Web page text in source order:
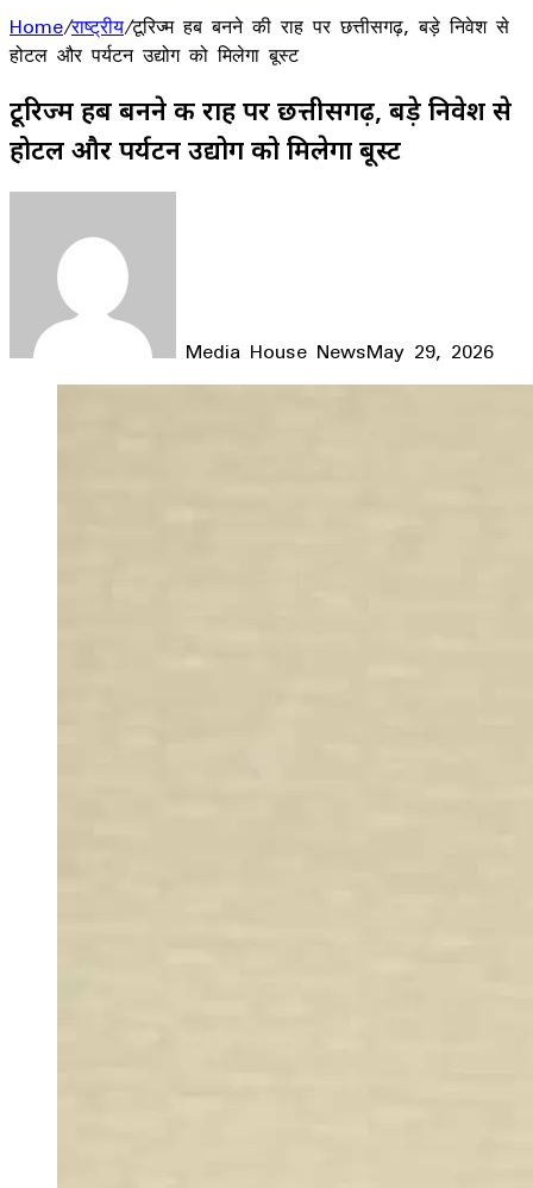
Home/राष्ट्रीय/टूरिज्म हब बनने की राह पर छत्तीसगढ़, बड़े निवेश से
होटल और पर्यटन उद्योग को मिलेगा बूस्ट
टूरिज्म हब बनने की राह पर छत्तीसगढ़, बड़े निवेश से
होटल और पर्यटन उद्योग को मिलेगा बूस्ट
Media House NewsMay 29, 2026
Facebook
LinkedIn
WhatsApp
Telegram